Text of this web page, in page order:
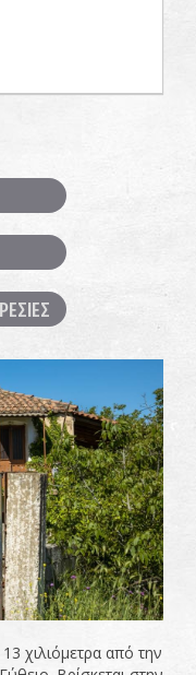
χιλιόμετρα από την